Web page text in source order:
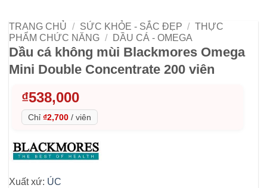
TRANG CHỦ / SỨC KHỎE - SẮC ĐẸP / THỰC
PHẨM CHỨC NĂNG / DẦU CÁ - OMEGA
Dầu cá không mùi Blackmores Omega
Mini Double Concentrate 200 viên
₫538,000
Chỉ ₫2,700 / viên
Xuất xứ: ÚC